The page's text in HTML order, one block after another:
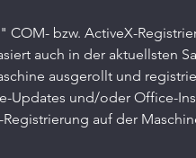
COM- bzw. ActiveX-
auch in der aktuellsten
ausgerollt und
Updates und/oder Office-
auf der